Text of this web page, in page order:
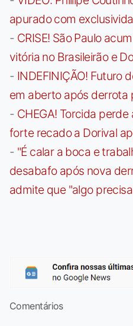
apurado com
- CRISE! São Paulo
vitória no Brasileirão e
- INDEFINIÇÃO! Futuro
em aberto após derrota
- CHEGA! Torcida
forte recado a Dorival
- "É calar a boca e
desabafo após nova
admite que "algo
Comentários